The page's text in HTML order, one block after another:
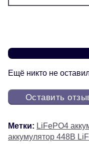
Ещё никто не
Оставить
Метки: LiFePO4
аккумулятор 448В